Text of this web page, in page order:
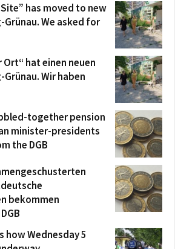
has moved to new
We asked for
hat einen neuen
Wir haben
together pension
minister-presidents
the DGB
bekommen
how Wednesday 5